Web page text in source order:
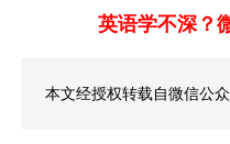
英语学不深？
本文经授权转载自微信公